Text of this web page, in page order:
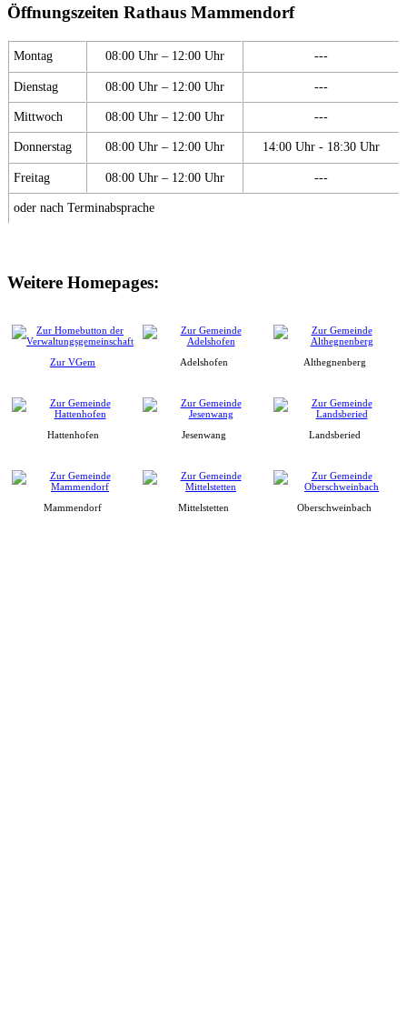
Öffnungszeiten Rathaus Mammendorf
Montag 08:00 Uhr – 12:00 Uhr ---
Dienstag 08:00 Uhr – 12:00 Uhr ---
Mittwoch 08:00 Uhr – 12:00 Uhr ---
Donnerstag 08:00 Uhr – 12:00 Uhr 14:00 Uhr - 18:30 Uhr
Freitag 08:00 Uhr – 12:00 Uhr ---
oder nach Terminabsprache
Weitere Homepages:
Zur VGem Adelshofen Althegnenberg
Hattenhofen Jesenwang Landsberied
Mammendorf Mittelstetten Oberschweinbach